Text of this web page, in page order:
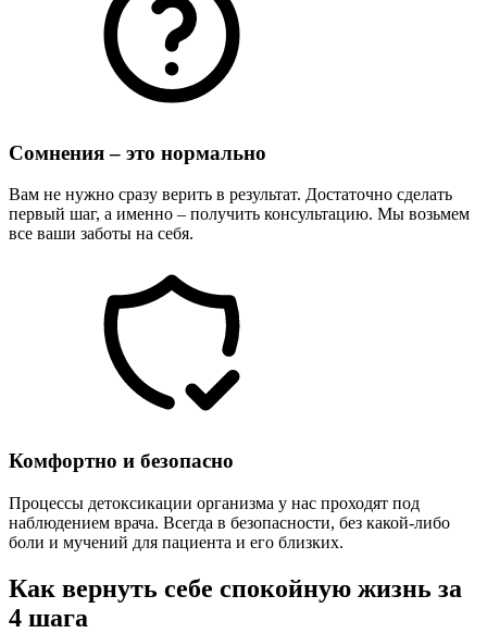
Сомнения – это нормально
Вам не нужно сразу верить в результат. Достаточно сделать
первый шаг, а именно – получить консультацию. Мы возьмем
все ваши заботы на себя.
Комфортно и безопасно
Процессы детоксикации организма у нас проходят под
наблюдением врача. Всегда в безопасности, без какой-либо
боли и мучений для пациента и его близких.
Как вернуть себе спокойную жизнь за
4 шага